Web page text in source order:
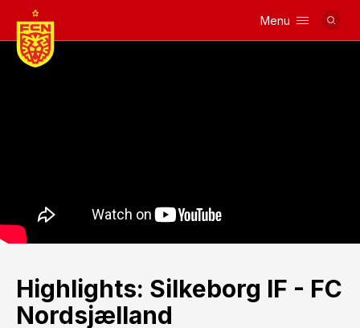
Menu
Highlights: Silkeborg IF - FC
Nordsjælland